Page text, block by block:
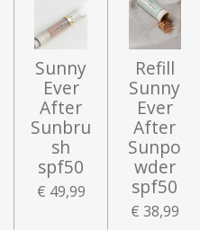
Sunny
Ever
After
Sunbru
sh
spf50
€ 49,99
Refill
Sunny
Ever
After
Sunpo
wder
spf50
€ 38,99